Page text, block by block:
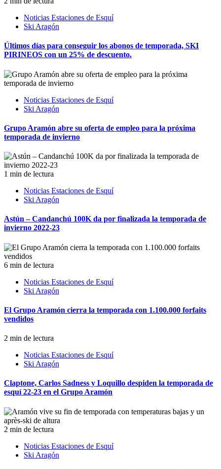
Noticias Estaciones de Esquí
Ski Aragón
Últimos días para conseguir los abonos de temporada, SKI
PIRINEOS con un 25% de descuento.
Noticias Estaciones de Esquí
Ski Aragón
Grupo Aramón abre su oferta de empleo para la próxima
temporada de invierno
1 min de lectura
Noticias Estaciones de Esquí
Ski Aragón
Astún – Candanchú 100K da por finalizada la temporada de
invierno 2022-23
6 min de lectura
Noticias Estaciones de Esquí
Ski Aragón
El Grupo Aramón cierra la temporada con 1.100.000 forfaits
vendidos
2 min de lectura
Noticias Estaciones de Esquí
Ski Aragón
Claptone, Carlos Sadness y Loquillo despiden la temporada de
esquí 22-23 en el Grupo Aramón
2 min de lectura
Noticias Estaciones de Esquí
Ski Aragón